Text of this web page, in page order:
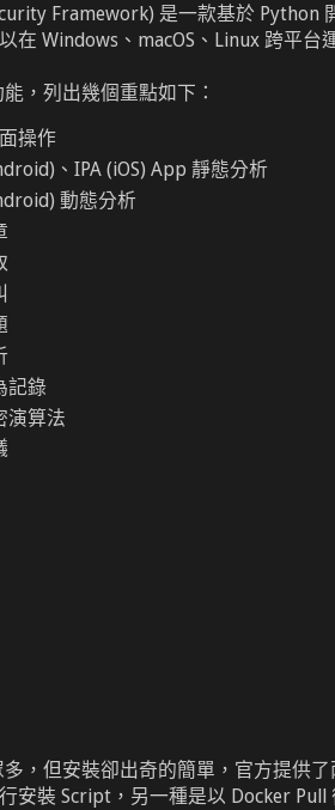
Framework) 是一款基於 Python
在 Windows、macOS、Linux 跨平台
，列出幾個重點如下：
操作
、IPA (iOS) App 靜態分析
動態分析
記錄
演算法
多，但安裝卻出奇的簡單，官方提供
安裝 Script，另一種是以 Docker Pull